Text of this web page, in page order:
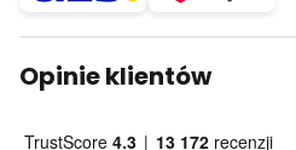
Opinie klientów